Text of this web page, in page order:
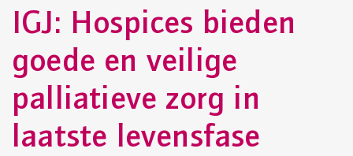
IGJ: Hospices bieden
goede en veilige
palliatieve zorg in
laatste levensfase